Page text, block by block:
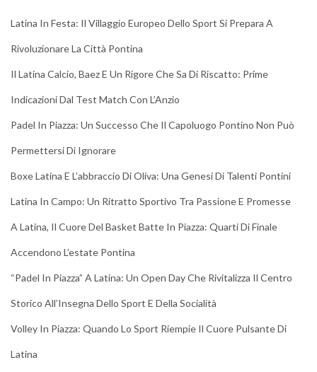
Latina In Festa: Il Villaggio Europeo Dello Sport Si Prepara A
Rivoluzionare La Città Pontina
Il Latina Calcio, Baez E Un Rigore Che Sa Di Riscatto: Prime
Indicazioni Dal Test Match Con L’Anzio
Padel In Piazza: Un Successo Che Il Capoluogo Pontino Non Può
Permettersi Di Ignorare
Boxe Latina E L’abbraccio Di Oliva: Una Genesi Di Talenti Pontini
Latina In Campo: Un Ritratto Sportivo Tra Passione E Promesse
A Latina, Il Cuore Del Basket Batte In Piazza: Quarti Di Finale
Accendono L’estate Pontina
“Padel In Piazza” A Latina: Un Open Day Che Rivitalizza Il Centro
Storico All’Insegna Dello Sport E Della Socialità
Volley In Piazza: Quando Lo Sport Riempie Il Cuore Pulsante Di
Latina